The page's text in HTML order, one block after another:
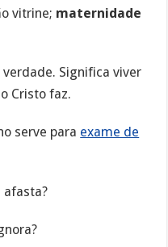
vitrine; maternidade
Significa viver
Cristo faz.
serve para exame de
afasta?